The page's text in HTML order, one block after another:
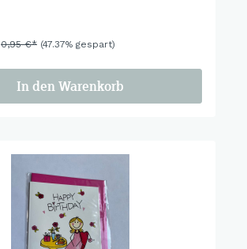
0,95 €* (47.37% gespart)
In den Warenkorb